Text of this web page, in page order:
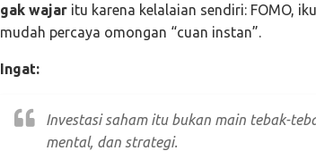
gak wajar itu karena kelalaian sendiri: FOMO,
mudah percaya omongan “cuan instan”.
Ingat:
Investasi saham itu bukan main tebak-
mental, dan strategi.